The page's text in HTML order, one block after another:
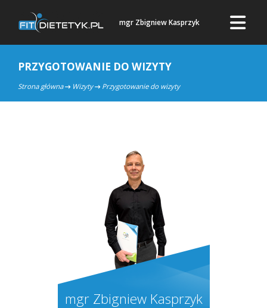
mgr Zbigniew Kasprzyk
PRZYGOTOWANIE DO WIZYTY
Strona główna Wizyty Przygotowanie do wizyty
mgr Zbigniew Kasprzyk